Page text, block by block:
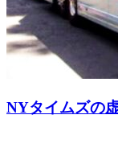
NYタイムズの